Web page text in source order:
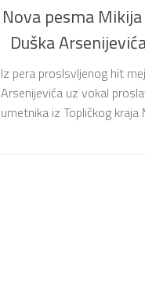
Nova pesma
Duška
Iz pera proslsvljenog hit
Arsenijevića uz vokal
umetnika iz Topličkog kraja